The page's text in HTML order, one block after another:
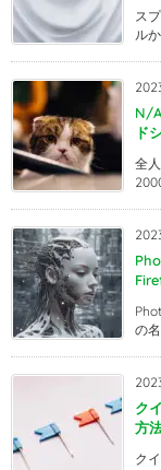
ス
ル
N/
ド
全
の
ク
方
ク